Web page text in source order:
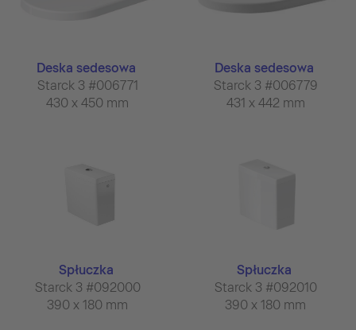
Deska sedesowa
Starck 3 #006771
430 x 450 mm
Deska sedesowa
Starck 3 #006779
431 x 442 mm
Spłuczka
Starck 3 #092000
390 x 180 mm
Spłuczka
Starck 3 #092010
390 x 180 mm